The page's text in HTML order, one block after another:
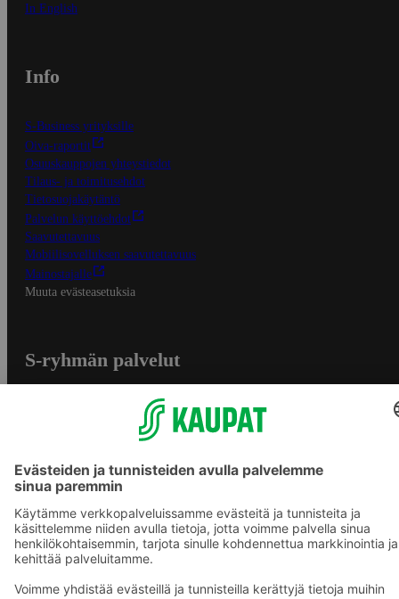
In English
Info
S-Business yrityksille
Oiva-raportit
Osuuskauppojen yhteystiedot
Tilaus- ja toimitusehdot
Tietosuojakäytäntö
Palvelun käyttöehdot
Saavutettavuus
Mobiilisovelluksen saavutettavuus
Mainostajalle
Muuta evästeasetuksia
S-ryhmän palvelut
S-ostoslista -sovellus
Prisma.fi
Sokos.fi
S-Pankki
Yhteishyvä
Sokos Hotels
Raflaamo